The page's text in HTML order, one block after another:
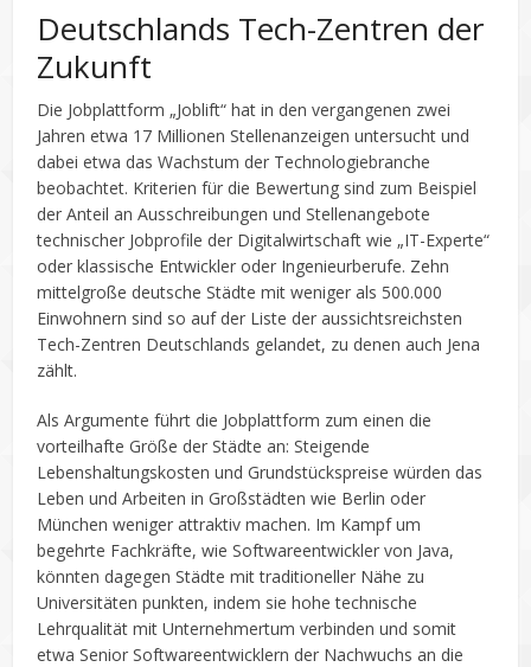
Deutschlands Tech-Zentren der
Zukunft
Die Jobplattform „Joblift“ hat in den vergangenen zwei
Jahren etwa 17 Millionen Stellenanzeigen untersucht und
dabei etwa das Wachstum der Technologiebranche
beobachtet. Kriterien für die Bewertung sind zum Beispiel
der Anteil an Ausschreibungen und Stellenangebote
technischer Jobprofile der Digitalwirtschaft wie „IT-Experte“
oder klassische Entwickler oder Ingenieurberufe. Zehn
mittelgroße deutsche Städte mit weniger als 500.000
Einwohnern sind so auf der Liste der aussichtsreichsten
Tech-Zentren Deutschlands gelandet, zu denen auch Jena
zählt.
Als Argumente führt die Jobplattform zum einen die
vorteilhafte Größe der Städte an: Steigende
Lebenshaltungskosten und Grundstückspreise würden das
Leben und Arbeiten in Großstädten wie Berlin oder
München weniger attraktiv machen. Im Kampf um
begehrte Fachkräfte, wie Softwareentwickler von Java,
könnten dagegen Städte mit traditioneller Nähe zu
Universitäten punkten, indem sie hohe technische
Lehrqualität mit Unternehmertum verbinden und somit
etwa Senior Softwareentwicklern der Nachwuchs an die